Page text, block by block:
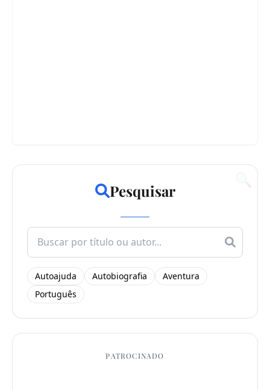
Pesquisar
Search
for:
Autoajuda Autobiografia
Aventura
Português
PATROCINADO